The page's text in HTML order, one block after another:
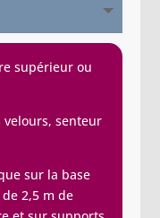
supérieur ou
velours, senteur
sur la base
2,5 m de